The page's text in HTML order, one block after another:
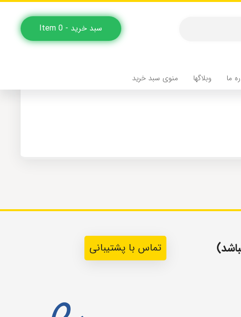
سبد خرید - 0 Item
ما وبلاگها منوی سبد خرید
ایمیل دریافت خواهید کرد.
تماس با پشتیبانی